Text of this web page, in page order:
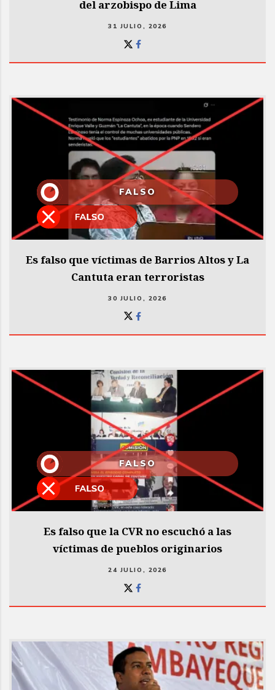
del arzobispo de Lima
31 JULIO, 2026
FALSO
Es falso que víctimas de Barrios Altos y La
Cantuta eran terroristas
30 JULIO, 2026
FALSO
Es falso que la CVR no escuchó a las
víctimas de pueblos originarios
24 JULIO, 2026